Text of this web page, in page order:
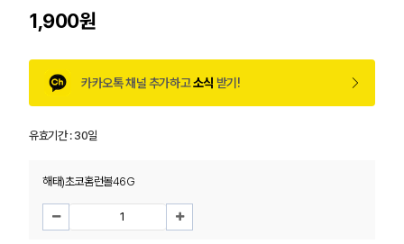
1,900원
카카오톡 채널 추가하고소식 받기!
유효기간 :30일
해태)초코홈런볼46G